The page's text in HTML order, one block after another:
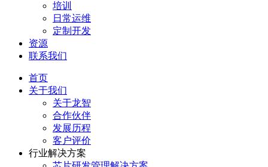
培训
日常运维
定制开发
资源
联系我们
首页
关于我们
关于龙智
合作伙伴
发展历程
客户评价
行业解决方案